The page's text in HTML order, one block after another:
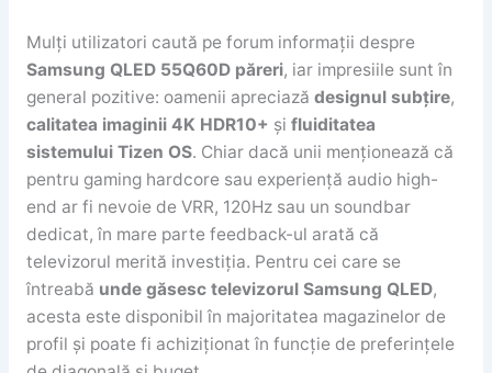
Mulți utilizatori caută pe forum informații despre
Samsung QLED 55Q60D păreri, iar impresiile sunt în
general pozitive: oamenii apreciază designul subțire,
calitatea imaginii 4K HDR10+ și fluiditatea
sistemului Tizen OS. Chiar dacă unii menționează că
pentru gaming hardcore sau experiență audio high-
end ar fi nevoie de VRR, 120Hz sau un soundbar
dedicat, în mare parte feedback-ul arată că
televizorul merită investiția. Pentru cei care se
întreabă unde găsesc televizorul Samsung QLED,
acesta este disponibil în majoritatea magazinelor de
profil și poate fi achiziționat în funcție de preferințele